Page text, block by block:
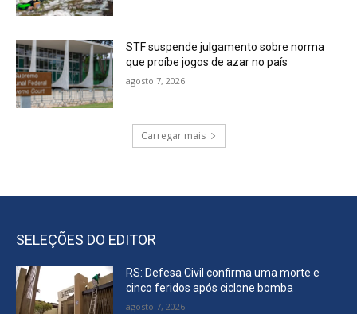
STF suspende julgamento sobre norma
que proíbe jogos de azar no país
agosto 7, 2026
Carregar mais
SELEÇÕES DO EDITOR
RS: Defesa Civil confirma uma morte e
cinco feridos após ciclone bomba
agosto 7, 2026